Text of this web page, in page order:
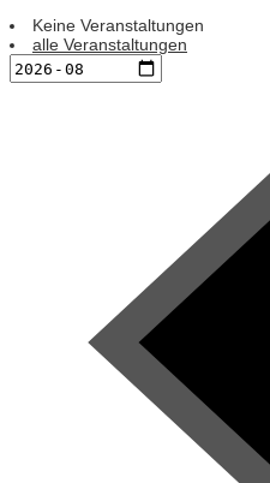
Keine Veranstaltungen
alle Veranstaltungen